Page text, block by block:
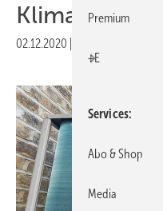
Klimakiller?
02.12.2020
Premium
+E
Services
Abo & Shop
Media